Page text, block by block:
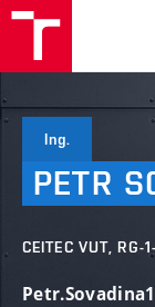
Ing.
PETR
CEITEC VUT, RG-